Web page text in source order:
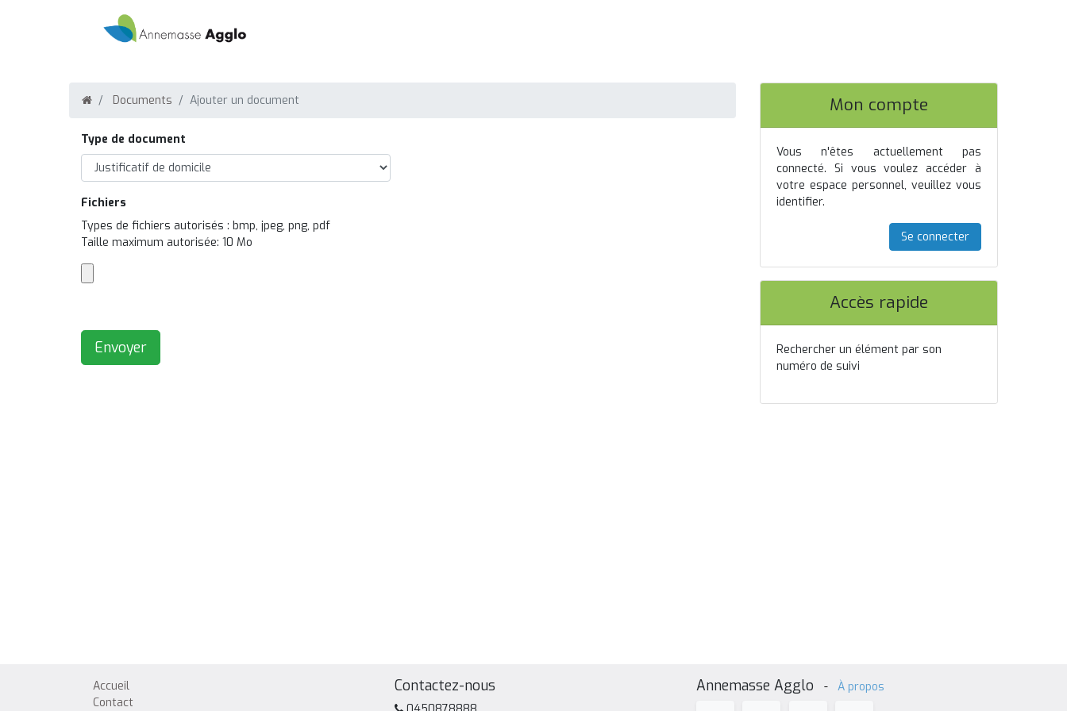
Mon compte
Vous n'êtes actuellement pas
connecté. Si vous voulez accéder à
votre espace personnel, veuillez vous
identifier.
Se connecter
Accès rapide
Rechercher un élément par son
numéro de suivi
Documents Ajouter un document
Type de document
Fichiers
Types de fichiers autorisés : bmp, jpeg, png, pdf
Taille maximum autorisée: 10 Mo
Envoyer
Accueil
Contact
Contactez-nous Annemasse Agglo - À propos